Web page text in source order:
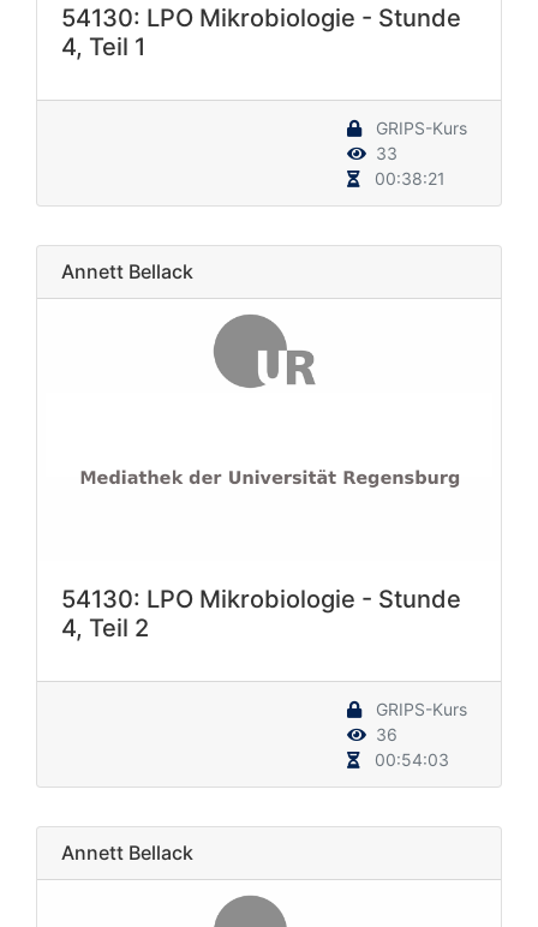
54130: LPO Mikrobiologie - Stunde
4, Teil 1
GRIPS-Kurs
33
00:38:21
Annett Bellack
54130: LPO Mikrobiologie - Stunde
4, Teil 2
GRIPS-Kurs
36
00:54:03
Annett Bellack